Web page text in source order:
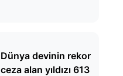
Dünya devinin rekor
ceza alan yıldızı 613